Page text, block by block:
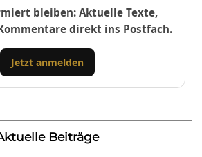
bleiben: Aktuelle Texte,
direkt ins Postfach.
Jetzt anmelden
Beiträge